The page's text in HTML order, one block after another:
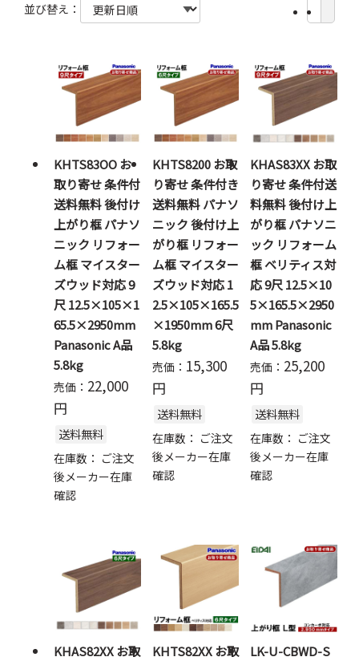
並び替え：
KHTS83OO お
取り寄せ 条件付
送料無料 後付け
上がり框 パナソ
ニック リフォー
ム框 マイスター
ズウッド対応 9
尺 12.5×105×1
65.5×2950mm
Panasonic A品
5.8kg
売価： 22,000
円
送料無料
在庫数： ご注文
後メーカー在庫
確認
KHTS8200 お取
り寄せ 条件付き
送料無料 パナソ
ニック 後付け上
がり框 リフォー
ム框 マイスター
ズウッド対応 1
2.5×105×165.5
×1950mm 6尺
5.8kg
売価： 15,300
円
送料無料
在庫数： ご注文
後メーカー在庫
確認
KHAS83XX お取
り寄せ 条件付送
料無料 後付け上
がり框 パナソニ
ック リフォーム
框 ベリティス対
応 9尺 12.5×10
5×165.5×2950
mm Panasonic
A品 5.8kg
売価： 25,200
円
送料無料
在庫数： ご注文
後メーカー在庫
確認
KHAS82XX お取
KHTS82XX お取
LK-U-CBWD-S